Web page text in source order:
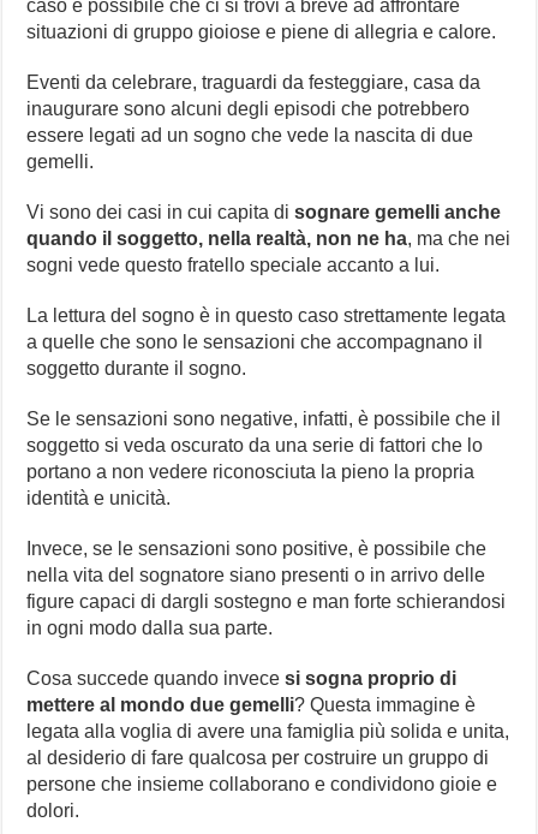
caso è possibile che ci si trovi a breve ad affrontare
situazioni di gruppo gioiose e piene di allegria e calore.
Eventi da celebrare, traguardi da festeggiare, casa da
inaugurare sono alcuni degli episodi che potrebbero
essere legati ad un sogno che vede la nascita di due
gemelli.
Vi sono dei casi in cui capita disognare gemelli anche
quando il soggetto, nella realtà, non ne ha, ma che nei
sogni vede questo fratello speciale accanto a lui.
La lettura del sogno è in questo caso strettamente legata
a quelle che sono le sensazioni che accompagnano il
soggetto durante il sogno.
Se le sensazioni sono negative, infatti, è possibile che il
soggetto si veda oscurato da una serie di fattori che lo
portano a non vedere riconosciuta la pieno la propria
identità e unicità.
Invece, se le sensazioni sono positive, è possibile che
nella vita del sognatore siano presenti o in arrivo delle
figure capaci di dargli sostegno e man forte schierandosi
in ogni modo dalla sua parte.
Cosa succede quando invecesi sogna proprio di
mettere al mondo due gemelli? Questa immagine è
legata alla voglia di avere una famiglia più solida e unita,
al desiderio di fare qualcosa per costruire un gruppo di
persone che insieme collaborano e condividono gioie e
dolori.